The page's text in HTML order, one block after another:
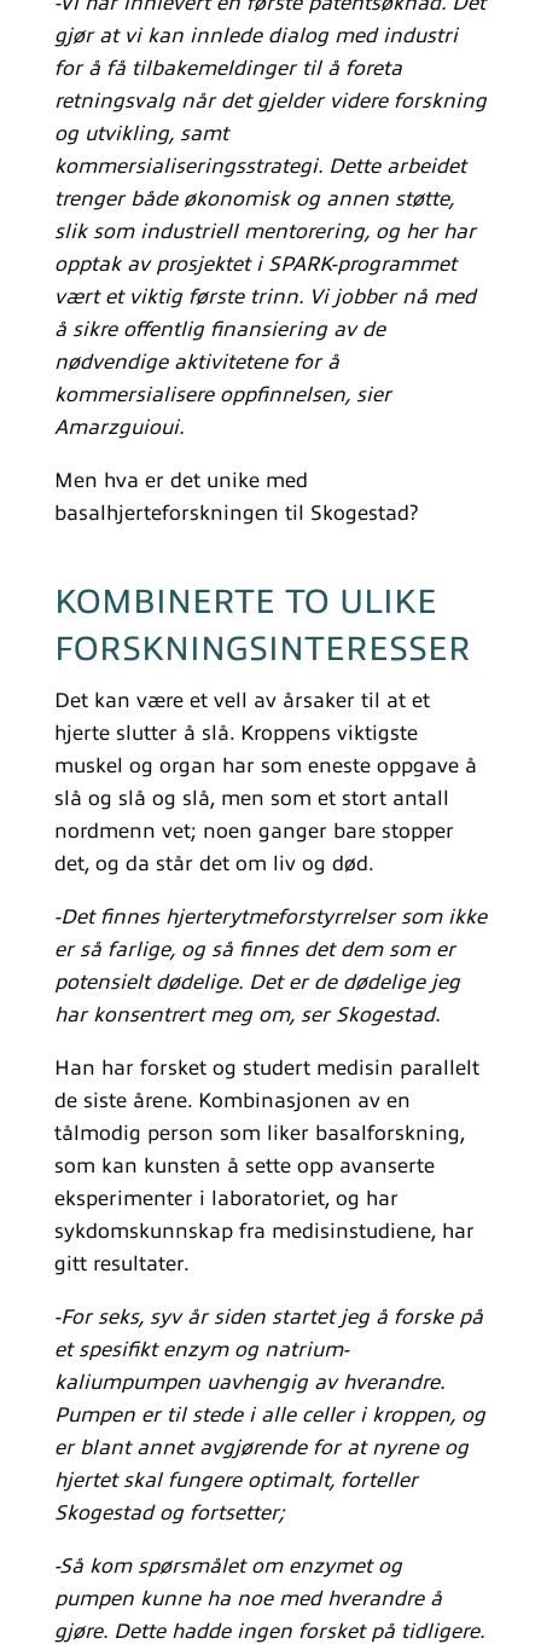
gjør at vi kan innlede dialog med industri
for å få tilbakemeldinger til å foreta
retningsvalg når det gjelder videre forskning
og utvikling, samt
kommersialiseringsstrategi. Dette arbeidet
trenger både økonomisk og annen støtte,
slik som industriell mentorering, og her har
opptak av prosjektet i SPARK-programmet
vært et viktig første trinn. Vi jobber nå med
å sikre offentlig finansiering av de
nødvendige aktivitetene for å
kommersialisere oppfinnelsen, sier
Amarzguioui.
Men hva er det unike med
basalhjerteforskningen til Skogestad?
KOMBINERTE TO ULIKE
FORSKNINGSINTERESSER
Det kan være et vell av årsaker til at et
hjerte slutter å slå. Kroppens viktigste
muskel og organ har som eneste oppgave å
slå og slå og slå, men som et stort antall
nordmenn vet; noen ganger bare stopper
det, og da står det om liv og død.
-Det finnes hjerterytmeforstyrrelser som ikke
er så farlige, og så finnes det dem som er
potensielt dødelige. Det er de dødelige jeg
har konsentrert meg om, ser Skogestad.
Han har forsket og studert medisin parallelt
de siste årene. Kombinasjonen av en
tålmodig person som liker basalforskning,
som kan kunsten å sette opp avanserte
eksperimenter i laboratoriet, og har
sykdomskunnskap fra medisinstudiene, har
gitt resultater.
-For seks, syv år siden startet jeg å forske på
et spesifikt enzym og natrium-
kaliumpumpen uavhengig av hverandre.
Pumpen er til stede i alle celler i kroppen, og
er blant annet avgjørende for at nyrene og
hjertet skal fungere optimalt, forteller
Skogestad og fortsetter;
-Så kom spørsmålet om enzymet og
pumpen kunne ha noe med hverandre å
gjøre. Dette hadde ingen forsket på tidligere.